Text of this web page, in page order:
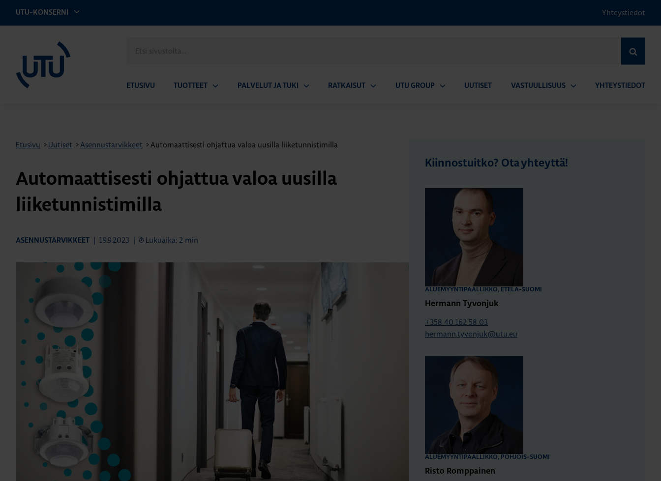
UTU-KONSERNI Yhteystiedot
sivustolta
ETUSIVU TUOTTEET PALVELUT JA TUKI RATKAISUT UTU GROUP UUTISET VASTUULLISUUS YHTEYSTIEDOT
Etusivu > Uutiset >Asennustarvikkeet >Automaattisesti ohjattua valoa uusilla liiketunnistimilla
Automaattisesti ohjattua valoa uusilla
liiketunnistimilla
ASENNUSTARVIKKEET | 19.9.2023 | Lukuaika: 2 min
Kiinnostuitko? Ota yhteyttä!
ALUEMYYNTIPÄÄLLIKKÖ, ETELÄ-SUOMI
Hermann Tyvonjuk
+358 40 162 58 03
hermann.tyvonjuk@utu.eu
ALUEMYYNTIPÄÄLLIKKÖ, POHJOIS-SUOMI
Risto Romppainen